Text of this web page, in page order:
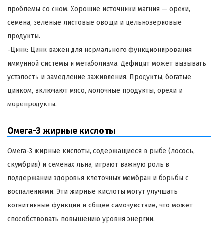
проблемы со сном. Хорошие источники магния — орехи,
семена, зеленые листовые овощи и цельнозерновые
продукты.
-Цинк: Цинк важен для нормального функционирования
иммунной системы и метаболизма. Дефицит может вызывать
усталость и замедление заживления. Продукты, богатые
цинком, включают мясо, молочные продукты, орехи и
морепродукты.
Омега-3 жирные кислоты
Омега-3 жирные кислоты, содержащиеся в рыбе (лосось,
скумбрия) и семенах льна, играют важную роль в
поддержании здоровья клеточных мембран и борьбы с
воспалениями. Эти жирные кислоты могут улучшать
когнитивные функции и общее самочувствие, что может
способствовать повышению уровня энергии.